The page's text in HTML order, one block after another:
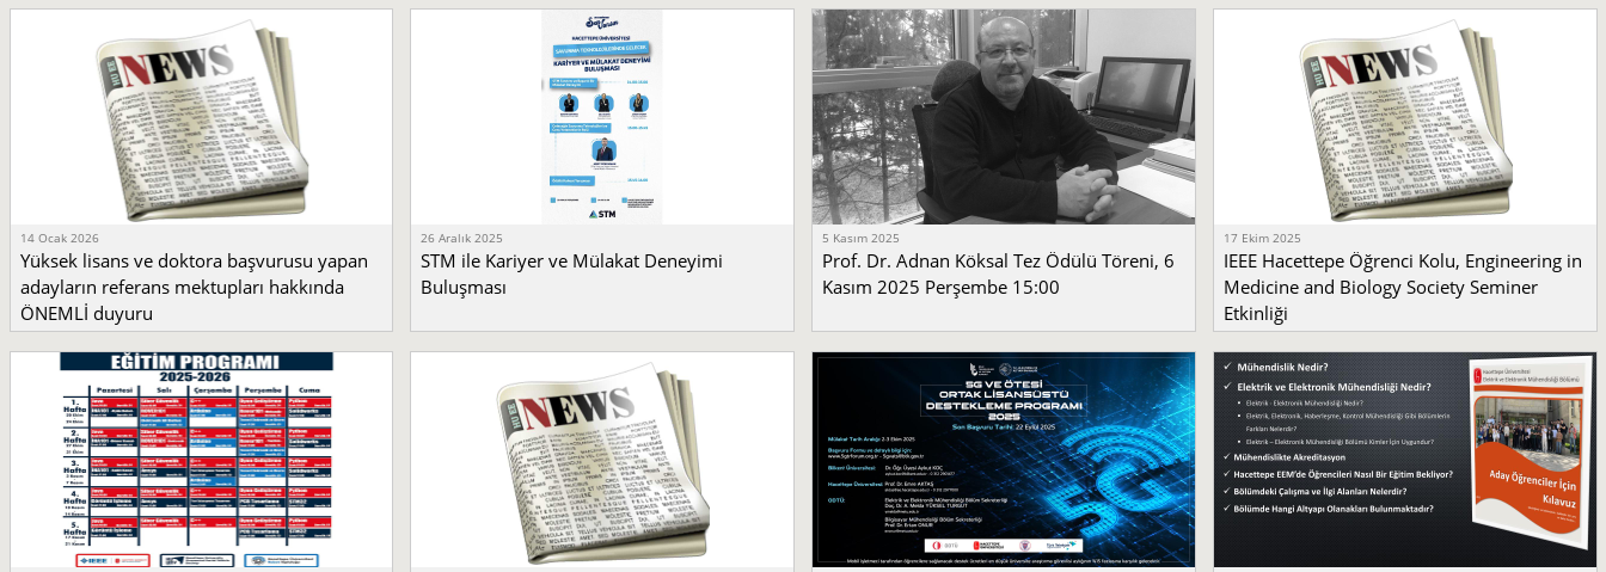
14 Ocak 2026
Yüksek lisans ve doktora başvurusu yapan
adayların referans mektupları hakkında
ÖNEMLİ duyuru
26 Aralık 2025
STM ile Kariyer ve Mülakat Deneyimi
Buluşması
5 Kasım 2025
Prof. Dr. Adnan Köksal Tez Ödülü Töreni, 6
Kasım 2025 Perşembe 15:00
17 Ekim 2025
IEEE Hacettepe Öğrenci Kolu, Engineering in
Medicine and Biology Society Seminer
Etkinliği